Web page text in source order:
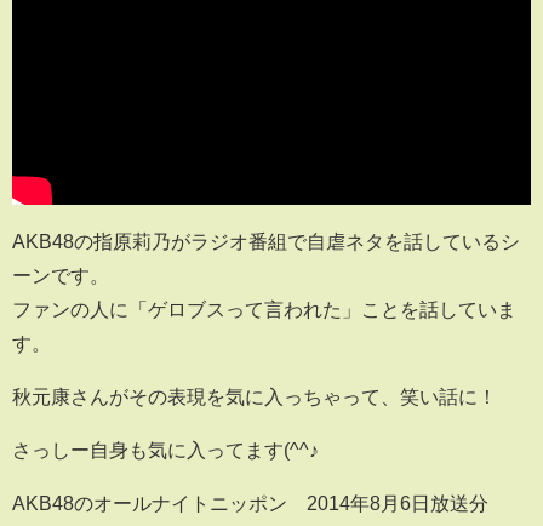
AKB48の指原莉乃がラジオ番組で自虐ネタを話しているシ
ーンです。
ファンの人に「ゲロブスって言われた」ことを話していま
す。
秋元康さんがその表現を気に入っちゃって、笑い話に！
さっしー自身も気に入ってます(^^♪
AKB48のオールナイトニッポン 2014年8月6日放送分